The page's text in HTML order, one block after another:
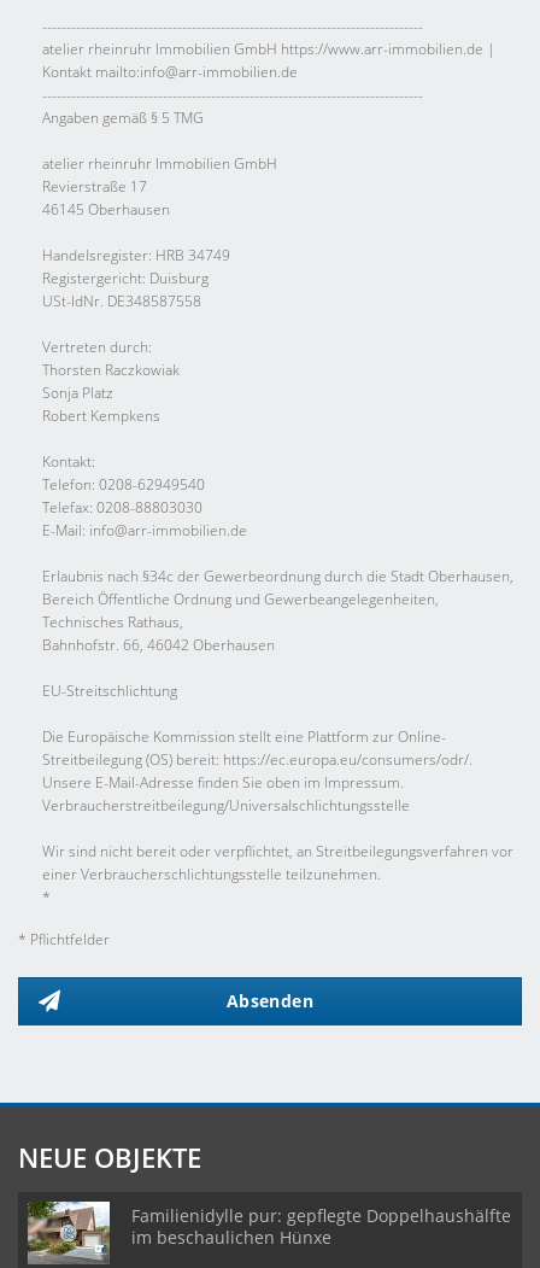
-------------------------------------------------------------------------------
atelier rheinruhr Immobilien GmbH https://www.arr-immobilien.de |
Kontakt mailto:info@arr-immobilien.de
-------------------------------------------------------------------------------
Angaben gemäß § 5 TMG
atelier rheinruhr Immobilien GmbH
Revierstraße 17
46145 Oberhausen
Handelsregister: HRB 34749
Registergericht: Duisburg
USt-IdNr. DE348587558
Vertreten durch:
Thorsten Raczkowiak
Sonja Platz
Robert Kempkens
Kontakt:
Telefon: 0208-62949540
Telefax: 0208-88803030
E-Mail: info@arr-immobilien.de
Erlaubnis nach §34c der Gewerbeordnung durch die Stadt Oberhausen,
Bereich Öffentliche Ordnung und Gewerbeangelegenheiten,
Technisches Rathaus,
Bahnhofstr. 66, 46042 Oberhausen
EU-Streitschlichtung
Die Europäische Kommission stellt eine Plattform zur Online-
Streitbeilegung (OS) bereit: https://ec.europa.eu/consumers/odr/.
Unsere E-Mail-Adresse finden Sie oben im Impressum.
Verbraucher­streit­beilegung/Universal­schlichtungs­stelle
Wir sind nicht bereit oder verpflichtet, an Streitbeilegungsverfahren vor
einer Verbraucherschlichtungsstelle teilzunehmen.
*
* Pflichtfelder
Absenden
NEUE OBJEKTE
Familienidylle pur: gepflegte Doppelhaushälfte
im beschaulichen Hünxe